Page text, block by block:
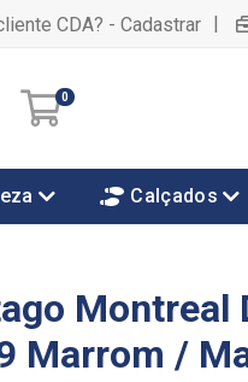
CDA? - Cadastrar |
0
Calçados
Montreal
Marrom /